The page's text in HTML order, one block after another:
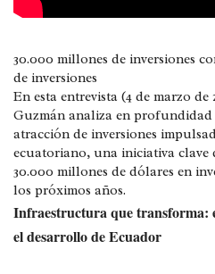
30.000 millones de inversiones
de inversiones
En esta entrevista (4 de marzo de
Guzmán analiza en profundidad
atracción de inversiones
ecuatoriano, una iniciativa clave
30.000 millones de dólares en
los próximos años.
Infraestructura que transforma:
el desarrollo de Ecuador